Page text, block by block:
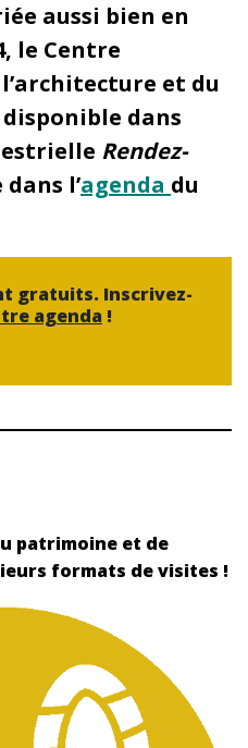
aussi bien en
le Centre
et du
dans
Rendez-
l’agenda du
gratuits. Inscrivez-
agenda !
patrimoine et de
formats de visites !